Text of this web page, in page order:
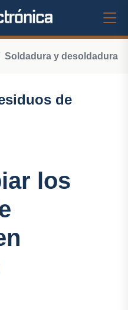
Soldadura y desoldadura
de
los